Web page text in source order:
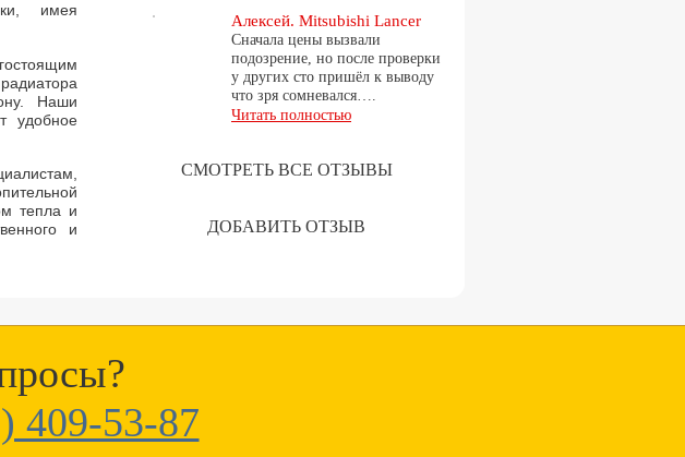
имея
Наши
удобное
тепла и
и
Алексей. Mitsubishi Lancer
Сначала цены вызвали
подозрение, но после проверки
у других сто пришёл к выводу
что зря сомневался….
Читать полностью
СМОТРЕТЬ ВСЕ ОТЗЫВЫ
ДОБАВИТЬ ОТЗЫВ
409-53-87